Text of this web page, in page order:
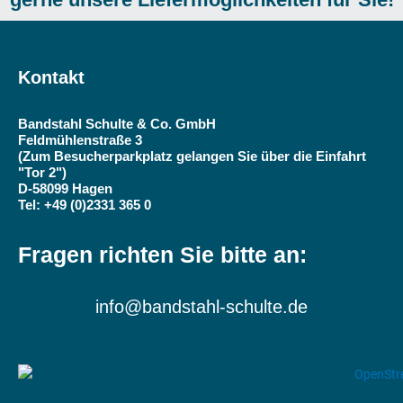
Kontakt
Bandstahl Schulte & Co. GmbH
Feldmühlenstraße 3
(Zum Besucherparkplatz gelangen Sie über die Einfahrt
"Tor 2")
D-58099 Hagen
Tel: +49 (0)2331 365 0
Fragen richten Sie bitte an:
info@bandstahl-schulte.de